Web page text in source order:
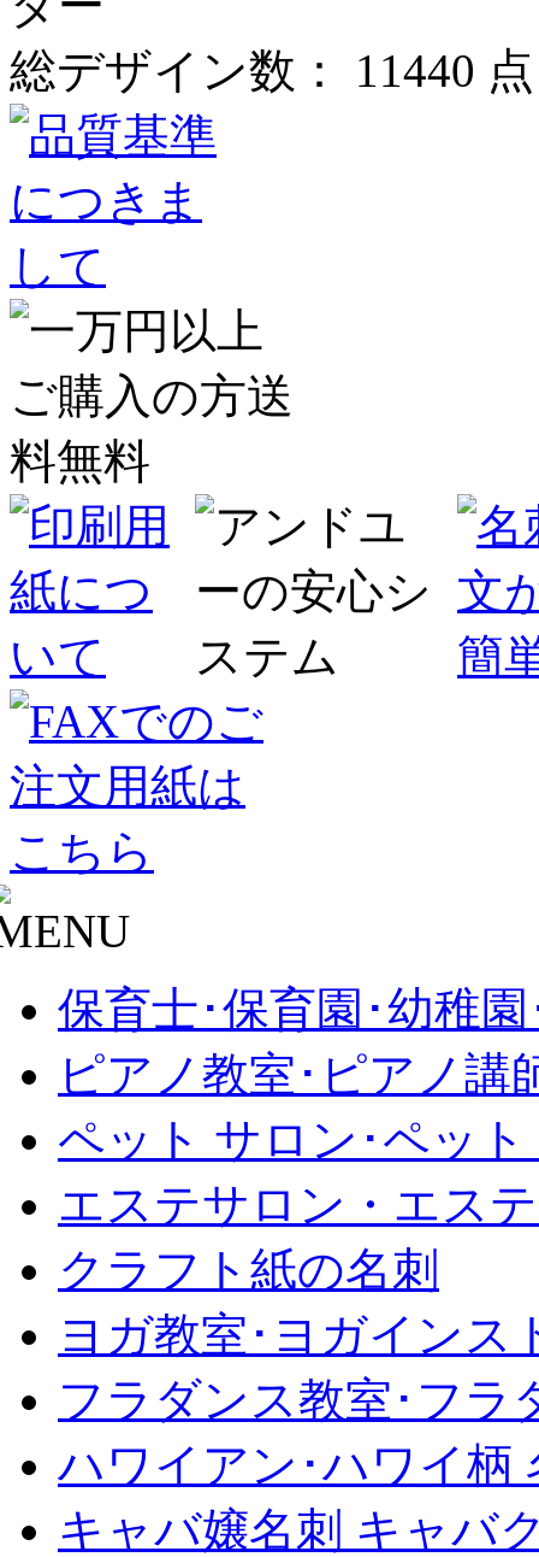
総デザイン数： 11440 点
保育士･保育園･幼稚
ピアノ教室･ピアノ講
ペット サロン･ペッ
エステサロン・エス
クラフト紙の名刺
ヨガ教室･ヨガインス
フラダンス教室･フラ
ハワイアン･ハワイ柄
キャバ嬢名刺 キャバ